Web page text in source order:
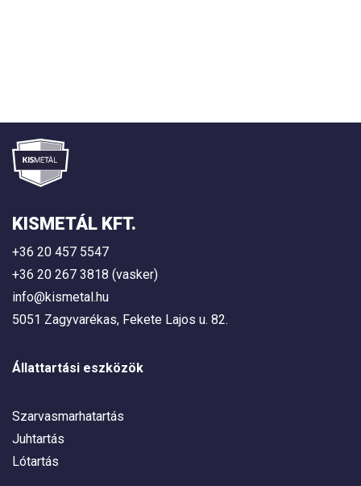
KISMETÁL KFT.
+36 20 457 5547
+36 20 267 3818 (vasker)
info@kismetal.hu
5051 Zagyvarékas, Fekete Lajos u. 82.
Állattartási eszközök
Szarvasmarhatartás
Juhtartás
Lótartás